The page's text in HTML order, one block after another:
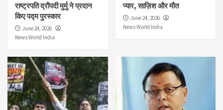
राष्ट्रपति द्रौपदी मुर्मु ने प्रदान
किए पद्म पुरस्कार
June 24, 2026
News World India
प्यार, साज़िश और मौत
June 24, 2026
News World India